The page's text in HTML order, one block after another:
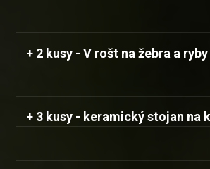
+ 2 kusy - V rošt na žebra a ryby
+ 3 kusy - keramický stojan na